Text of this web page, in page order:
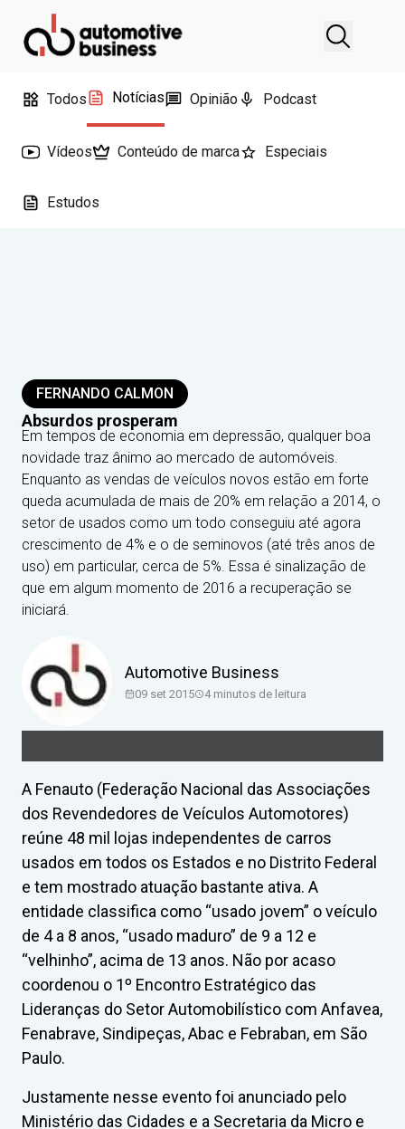
Todos Notícias Opinião Podcast
Vídeos Conteúdo de marca Especiais
Estudos
FERNANDO CALMON
Absurdos prosperam
Em tempos de economia em depressão, qualquer boa
novidade traz ânimo ao mercado de automóveis.
Enquanto as vendas de veículos novos estão em forte
queda acumulada de mais de 20% em relação a 2014, o
setor de usados como um todo conseguiu até agora
crescimento de 4% e o de seminovos (até três anos de
uso) em particular, cerca de 5%. Essa é sinalização de
que em algum momento de 2016 a recuperação se
iniciará.
Automotive Business
09 set 2015 4minutos de leitura
A Fenauto (Federação Nacional das Associações
dos Revendedores de Veículos Automotores)
reúne 48 mil lojas independentes de carros
usados em todos os Estados e no Distrito Federal
e tem mostrado atuação bastante ativa. A
entidade classifica como “usado jovem” o veículo
de 4 a 8 anos, “usado maduro” de 9 a 12 e
“velhinho”, acima de 13 anos. Não por acaso
coordenou o 1º Encontro Estratégico das
Lideranças do Setor Automobilístico com Anfavea,
Fenabrave, Sindipeças, Abac e Febraban, em São
Paulo.
Justamente nesse evento foi anunciado pelo
Ministério das Cidades e a Secretaria da Micro e